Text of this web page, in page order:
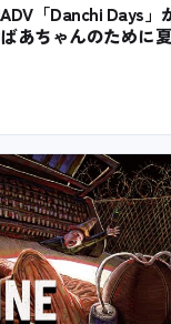
「Danchi Days」
あちゃんのために